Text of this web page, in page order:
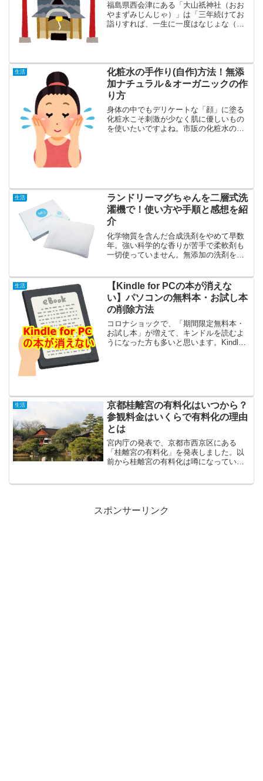
福島県西会津にある「大山祇神社（おお
やまずみじんじゃ）」は「三年続けてお
詣りすれば、一生に一度はなじょな（ど
大山祇神社の総本社は愛媛...
生活
化粧水の手作り(自作)方法！無添
加ナチュラル＆オーガニックの作
り方
身体の中でもデリケートな「顔」に塗る
化粧水こそ刺激が少なく肌に優しいもの
を使いたいですよね。市販の化粧水のほ
生活
ランドリーマグちゃんを二層式洗
濯機で！使い方や手順と感想を紹
介
化学物質を含んだ合成洗剤をやめて早数
年。強い科学的な香りが苦手で柔軟剤も
一切使っていません。無添加の洗剤を使
かなと探していて出会ったのが「ランド
リーマグちゃん」。購入ま...
生活
【Kindle for PCの本が消えな
い】パソコンの無料本・お試し本
の削除方法
コロナショックで、「期間限定無料本・
お試し本」が増えて、キンドルを読むよ
うになった方も多いと思います。Kindle
生活
京都桂離宮の有料化はいつから？
参観料金はいくらで有料化の理由
とは
宮内庁の発表で、京都市西京区にある
「桂離宮の有料化」を発表しました。以
前から桂離宮の有料化は噂になっていま
スポンサーリンク